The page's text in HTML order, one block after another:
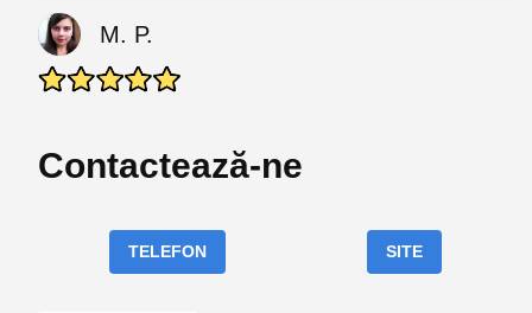
M. P.
Contactează-ne
TELEFON SITE